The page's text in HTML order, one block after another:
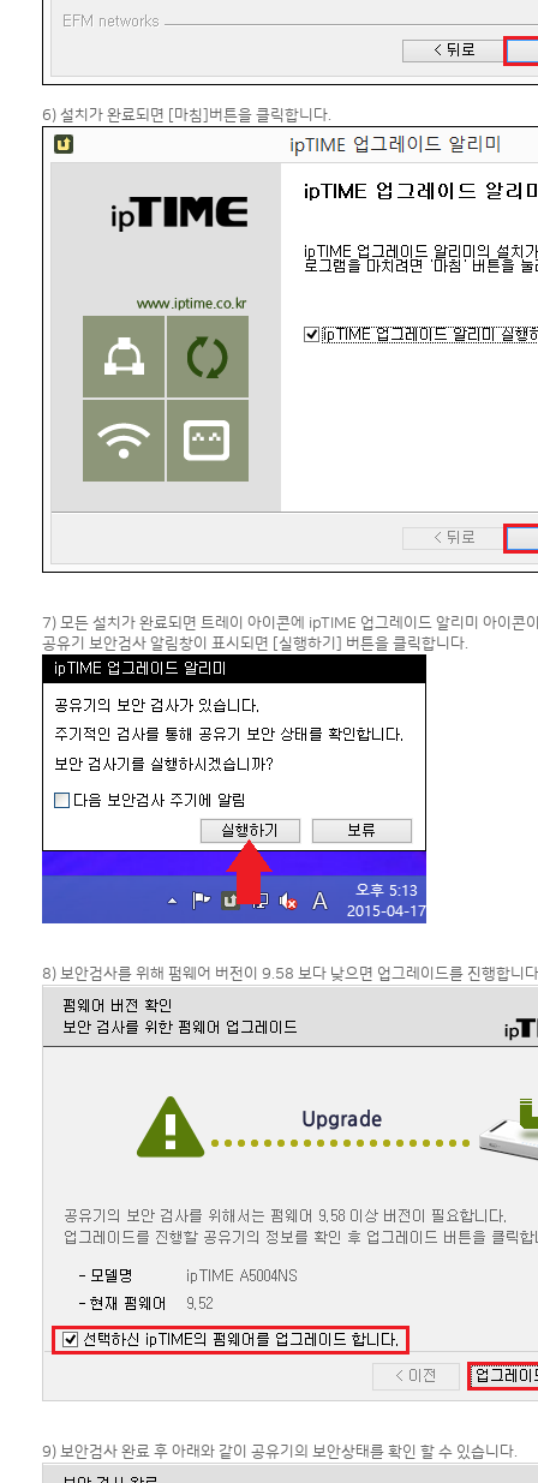
6) 설치가 완료되면 [마침]버튼을 클릭합니다.
7) 모든 설치가 완료되면 트레이 아이콘에 ipTIME 업그레이드 알리미 아이콘
공유기 보안검사 알림창이 표시되면 [실행하기] 버튼을 클릭합니다.
8) 보안검사를 위해 펌웨어 버전이 9.58 보다 낮으면 업그레이드를 진행합니
9) 보안검사 완료 후 아래와 같이 공유기의 보안상태를 확인 할 수 있습니다.